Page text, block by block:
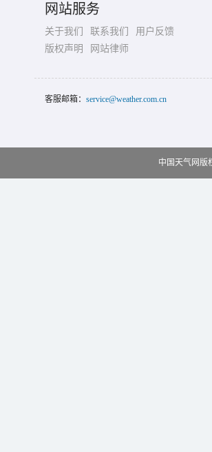
网站服务
关于我们 联系我们
用户反馈
版权声明
网站律师
客服邮箱： service@weather.com.cn
中国天气网